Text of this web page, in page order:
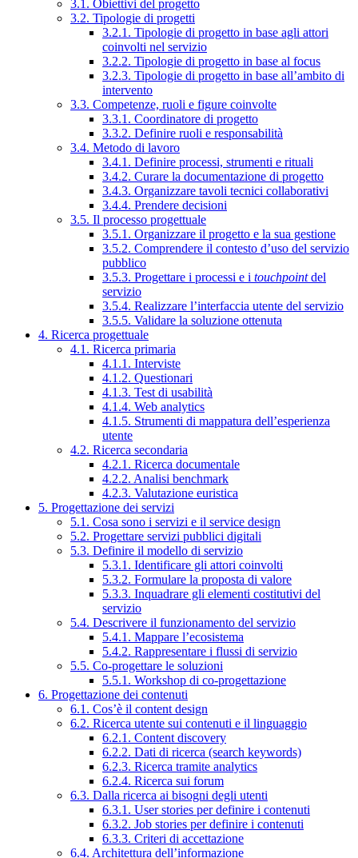
3.1. Obiettivi del progetto
3.2. Tipologie di progetti
3.2.1. Tipologie di progetto in base agli attori
coinvolti nel servizio
3.2.2. Tipologie di progetto in base al focus
3.2.3. Tipologie di progetto in base all’ambito di
intervento
3.3. Competenze, ruoli e figure coinvolte
3.3.1. Coordinatore di progetto
3.3.2. Definire ruoli e responsabilità
3.4. Metodo di lavoro
3.4.1. Definire processi, strumenti e rituali
3.4.2. Curare la documentazione di progetto
3.4.3. Organizzare tavoli tecnici collaborativi
3.4.4. Prendere decisioni
3.5. Il processo progettuale
3.5.1. Organizzare il progetto e la sua gestione
3.5.2. Comprendere il contesto d’uso del servizio
pubblico
3.5.3. Progettare i processi e i touchpointdel
servizio
3.5.4. Realizzare l’interfaccia utente del servizio
3.5.5. Validare la soluzione ottenuta
4. Ricerca progettuale
4.1. Ricerca primaria
4.1.1. Interviste
4.1.2. Questionari
4.1.3. Test di usabilità
4.1.4. Web analytics
4.1.5. Strumenti di mappatura dell’esperienza
utente
4.2. Ricerca secondaria
4.2.1. Ricerca documentale
4.2.2. Analisi benchmark
4.2.3. Valutazione euristica
5. Progettazione dei servizi
5.1. Cosa sono i servizi e il service design
5.2. Progettare servizi pubblici digitali
5.3. Definire il modello di servizio
5.3.1. Identificare gli attori coinvolti
5.3.2. Formulare la proposta di valore
5.3.3. Inquadrare gli elementi costitutivi del
servizio
5.4. Descrivere il funzionamento del servizio
5.4.1. Mappare l’ecosistema
5.4.2. Rappresentare i flussi di servizio
5.5. Co-progettare le soluzioni
5.5.1. Workshop di co-progettazione
6. Progettazione dei contenuti
6.1. Cos’è il content design
6.2. Ricerca utente sui contenuti e il linguaggio
6.2.1. Content discovery
6.2.2. Dati di ricerca (search keywords)
6.2.3. Ricerca tramite analytics
6.2.4. Ricerca sui forum
6.3. Dalla ricerca ai bisogni degli utenti
6.3.1. User stories per definire i contenuti
6.3.2. Job stories per definire i contenuti
6.3.3. Criteri di accettazione
6.4. Architettura dell’informazione